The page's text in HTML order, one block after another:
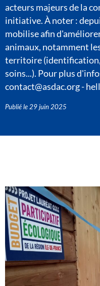
acteurs majeurs de la
initiative. À noter :
mobilise afin
animaux, notamment
territoire
soins...). Pour plus
contact@asdac.org -
Publié le 29 juin 2025